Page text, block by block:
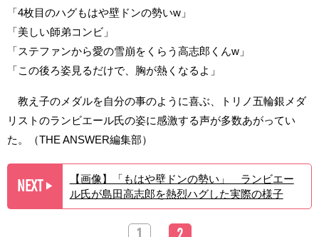
「4枚目のハグもはや壁ドンの勢いw」
「美しい師弟コンビ」
「ステファンから愛の雪崩をくらう高志郎くんw」
「この後ろ姿見るだけで、胸が熱くなるよ」
教え子のメダルを自分の事のように喜ぶ、トリノ五輪銀メダ
リストのランビエール氏の姿に感激する声が多数あがってい
た。（THE ANSWER編集部）
NEXT ▶︎
【画像】「もはや壁ドンの勢い」 ランビエー
ル氏が島田高志郎を熱烈ハグした実際の様子